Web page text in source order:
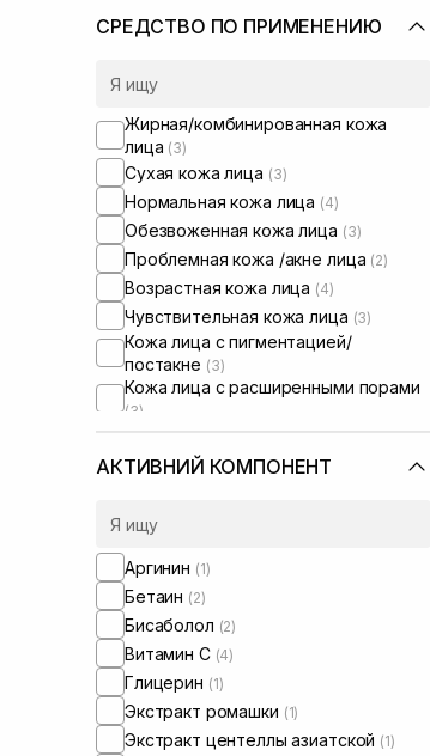
СРЕДСТВО ПО ПРИМЕНЕНИЮ
Жирная/комбинированная кожа
лица (3)
Сухая кожа лица (3)
Нормальная кожа лица (4)
Обезвоженная кожа лица (3)
Проблемная кожа /акне лица (2)
Возрастная кожа лица (4)
Чувствительная кожа лица (3)
Кожа лица с пигментацией/
постакне (3)
Кожа лица с расширенными порами
(3)
Кожа лица с нарушенным
барьером(1)
Пористые волосы
Ломкие волосы
Для разглаживания волос
Сыворотки от постакне
От синяков под глазами
АКТИВНИЙ КОМПОНЕНТ
Аргинин (1)
Бетаин (2)
Бисаболол (2)
Витамин C (4)
Глицерин (1)
Экстракт ромашки (1)
Экстракт центеллы азиатской (1)